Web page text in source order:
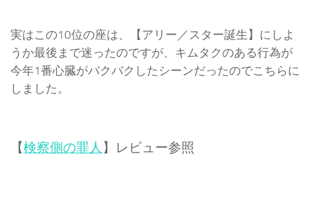
実はこの10位の座は、【アリー／スター誕生】にしよ
うか最後まで迷ったのですが、キムタクのある行為が
今年1番心臓がバクバクしたシーンだったのでこちらに
しました。
【検察側の罪人 】レビュー参照